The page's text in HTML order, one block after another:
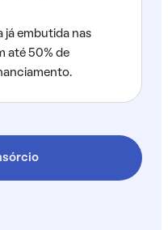
já embutida nas
até 50% de